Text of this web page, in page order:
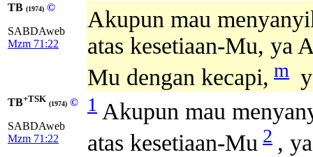
TB (1974) ©
SABDAweb
Mzm 71:22
Akupun mau
atas kesetiaan-Mu, ya
Mu dengan kecapi, m
TB+TSK (1974) ©
SABDAweb
Mzm 71:22
1 Akupun mau
atas kesetiaan-Mu 2 ,